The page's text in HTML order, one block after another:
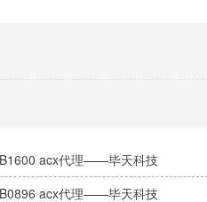
acx代理——毕天科技
acx代理——毕天科技